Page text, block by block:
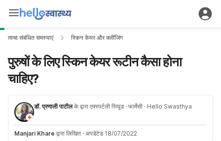
त्वचा संबंधित समस्याएं स्किन केयर और क्लींजिंग
पुरुषों के लिए स्किन केयर रूटीन कैसा होना
चाहिए?
डॉ. प्रणाली पाटीलके द्वारा एक्स्पर्टली रिव्यूड · फार्मेसी · Hello Swasthya
Manjari Khare द्वारा लिखित · अपडेटेड 18/07/2022